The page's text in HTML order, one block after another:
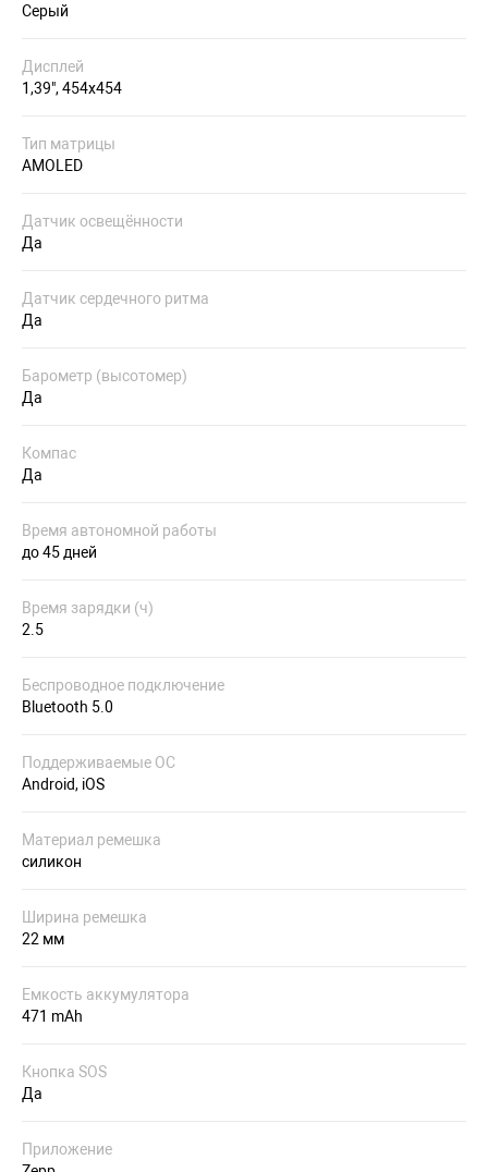
Серый
Дисплей
1,39", 454х454
Тип матрицы
AMOLED
Датчик освещённости
Да
Датчик сердечного ритма
Да
Барометр (высотомер)
Да
Компас
Да
Время автономной работы
до 45 дней
Время зарядки (ч)
2.5
Беспроводное подключение
Bluetooth 5.0
Поддерживаемые ОС
Android, iOS
Материал ремешка
силикон
Ширина ремешка
22 мм
Емкость аккумулятора
471 mAh
Кнопка SOS
Да
Приложение